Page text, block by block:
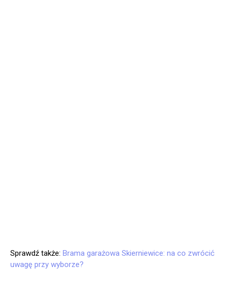
Sprawdź także: Brama garażowa Skierniewice: na co zwrócić
uwagę przy wyborze?